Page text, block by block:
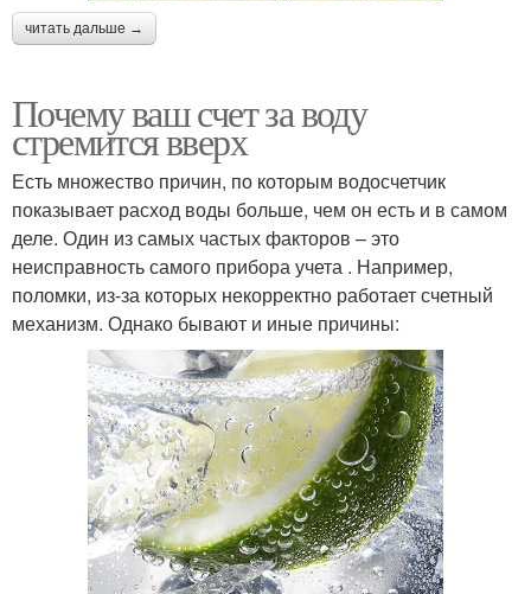
читать дальше →
Почему ваш счет за воду
стремится вверх
Есть множество причин, по которым водосчетчик
показывает расход воды больше, чем он есть и в самом
деле. Один из самых частых факторов – это
неисправность самого прибора учета . Например,
поломки, из-за которых некорректно работает счетный
механизм. Однако бывают и иные причины: